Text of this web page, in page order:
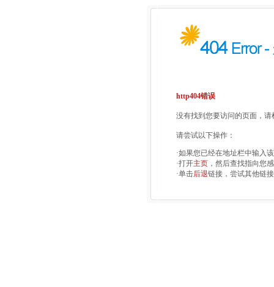
http404错误
没有找到您要访问的页面，
请尝试以下操作：
·如果您已经在地址栏中输入
·打开主页 ，然后查找指向您
·单击后退链接，尝试其他链